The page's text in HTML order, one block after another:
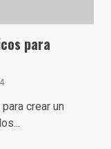
para
crear un